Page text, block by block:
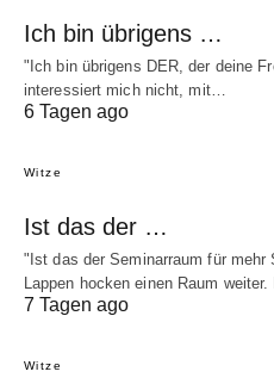
Ich bin übrigens …
"Ich bin übrigens DER, der deine
interessiert mich nicht, mit…
6 Tagen ago
Witze
Ist das der …
"Ist das der Seminarraum für mehr
Lappen hocken einen Raum weiter.
7 Tagen ago
Witze